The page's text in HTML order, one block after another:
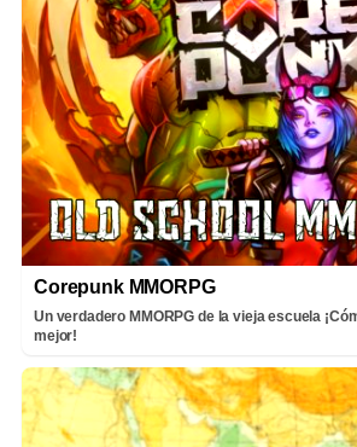
Corepunk MMORPG
Un verdadero MMORPG de la vieja escuela
mejor!